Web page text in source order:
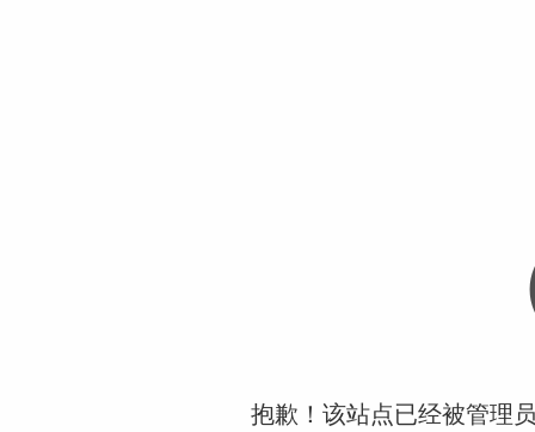
抱歉！该站点已经被管理